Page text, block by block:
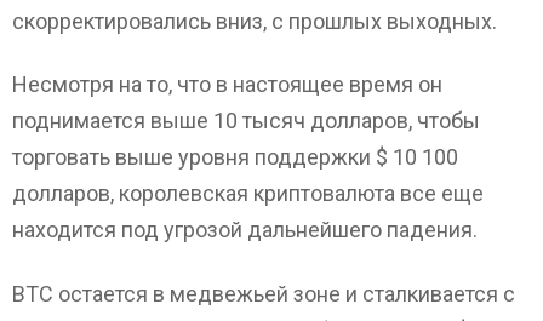
скорректировались вниз, с прошлых выходных.
Несмотря на то, что в настоящее время он
поднимается выше 10 тысяч долларов, чтобы
торговать выше уровня поддержки $ 10 100
долларов, королевская криптовалюта все еще
находится под угрозой дальнейшего падения.
BTC остается в медвежьей зоне и сталкивается с